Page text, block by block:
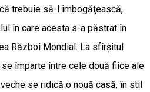
trebuie să-l îmbogăţească,
în care acesta s-a păstrat în
Război Mondial. La sfîrşitul
împarte între cele două fiice ale
se ridică o nouă casă, în stil